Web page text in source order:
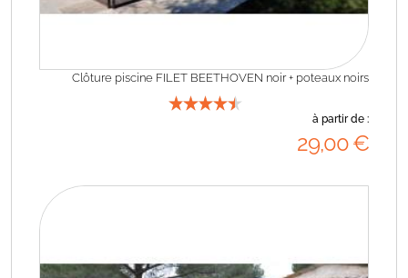
Clôture piscine FILET BEETHOVEN noir + poteaux noirs
à partir de :
29,00€